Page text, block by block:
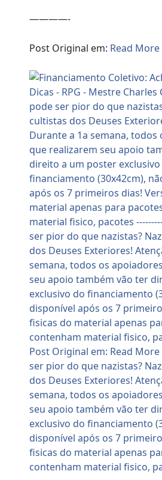
————-
Post Original em: Read More